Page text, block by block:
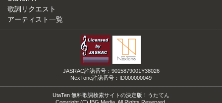
歌詞リクエスト
アーティスト一覧
JASRAC許諾番号：9015879001Y38026
NexTone許諾番号：ID000000049
UtaTen 無料歌詞検索サイトの決定版！うたてん